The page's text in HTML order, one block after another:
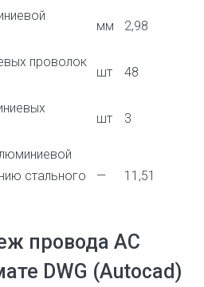
мм 2,98
проволок
шт 48
шт 3
стального
— 11,51
провода АС
DWG (Autocad)